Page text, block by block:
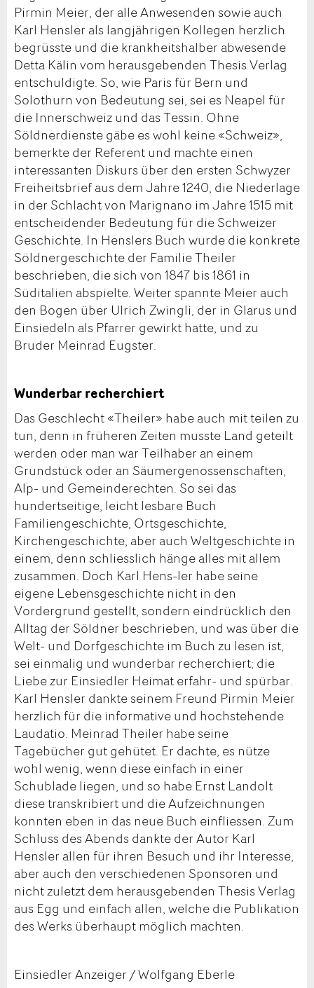
Pirmin Meier, der alle Anwesenden sowie auch
Karl Hensler als langjährigen Kollegen herzlich
begrüsste und die krankheitshalber abwesende
Detta Kälin vom herausgebenden Thesis Verlag
entschuldigte. So, wie Paris für Bern und
Solothurn von Bedeutung sei, sei es Neapel für
die Innerschweiz und das Tessin. Ohne
Söldnerdienste gäbe es wohl keine «Schweiz»,
bemerkte der Referent und machte einen
interessanten Diskurs über den ersten Schwyzer
Freiheitsbrief aus dem Jahre 1240, die Niederlage
in der Schlacht von Marignano im Jahre 1515 mit
entscheidender Bedeutung für die Schweizer
Geschichte. In Henslers Buch wurde die konkrete
Söldnergeschichte der Familie Theiler
beschrieben, die sich von 1847 bis 1861 in
Süditalien abspielte. Weiter spannte Meier auch
den Bogen über Ulrich Zwingli, der in Glarus und
Einsiedeln als Pfarrer gewirkt hatte, und zu
Bruder Meinrad Eugster.
Wunderbar recherchiert
Das Geschlecht «Theiler» habe auch mit teilen zu
tun, denn in früheren Zeiten musste Land geteilt
werden oder man war Teilhaber an einem
Grundstück oder an Säumergenossenschaften,
Alp- und Gemeinderechten. So sei das
hundertseitige, leicht lesbare Buch
Familiengeschichte, Ortsgeschichte,
Kirchengeschichte, aber auch Weltgeschichte in
einem, denn schliesslich hänge alles mit allem
zusammen. Doch Karl Hens-ler habe seine
eigene Lebensgeschichte nicht in den
Vordergrund gestellt, sondern eindrücklich den
Alltag der Söldner beschrieben, und was über die
Welt- und Dorfgeschichte im Buch zu lesen ist,
sei einmalig und wunderbar recherchiert; die
Liebe zur Einsiedler Heimat erfahr- und spürbar.
Karl Hensler dankte seinem Freund Pirmin Meier
herzlich für die informative und hochstehende
Laudatio. Meinrad Theiler habe seine
Tagebücher gut gehütet. Er dachte, es nütze
wohl wenig, wenn diese einfach in einer
Schublade liegen, und so habe Ernst Landolt
diese transkribiert und die Aufzeichnungen
konnten eben in das neue Buch einfliessen. Zum
Schluss des Abends dankte der Autor Karl
Hensler allen für ihren Besuch und ihr Interesse,
aber auch den verschiedenen Sponsoren und
nicht zuletzt dem herausgebenden Thesis Verlag
aus Egg und einfach allen, welche die Publikation
des Werks überhaupt möglich machten.
Einsiedler Anzeiger / Wolfgang Eberle